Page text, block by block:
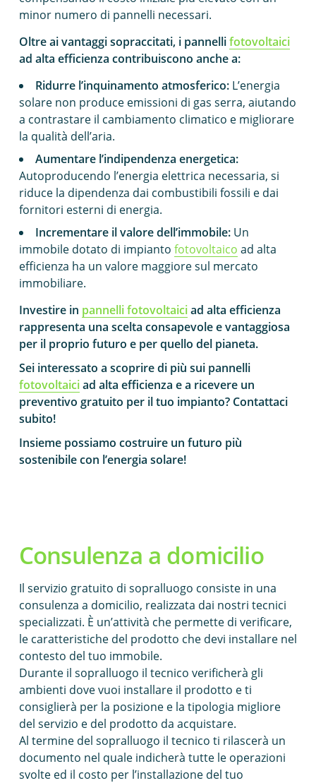
minor numero di pannelli necessari.
Oltre ai vantaggi sopraccitati, i pannellifotovoltaici
ad alta efficienza contribuiscono anche a:
Ridurre l’inquinamento atmosferico:L’energia
solare non produce emissioni di gas serra, aiutando
a contrastare il cambiamento climatico e migliorare
la qualità dell’aria.
Aumentare l’indipendenza energetica:
Autoproducendo l’energia elettrica necessaria, si
riduce la dipendenza dai combustibili fossili e dai
fornitori esterni di energia.
Incrementare il valore dell’immobile:Un
immobile dotato di impianto fotovoltaico ad alta
efficienza ha un valore maggiore sul mercato
immobiliare.
Investire in pannelli fotovoltaiciad alta efficienza
rappresenta una scelta consapevole e vantaggiosa
per il proprio futuro e per quello del pianeta.
Sei interessato a scoprire di più sui pannelli
fotovoltaiciad alta efficienza e a ricevere un
preventivo gratuito per il tuo impianto? Contattaci
subito!
Insieme possiamo costruire un futuro più
sostenibile con l’energia solare!
Consulenza a domicilio
Il servizio gratuito di sopralluogo consiste in una
consulenza a domicilio, realizzata dai nostri tecnici
specializzati. È un’attività che permette di verificare,
le caratteristiche del prodotto che devi installare nel
contesto del tuo immobile.
Durante il sopralluogo il tecnico verificherà gli
ambienti dove vuoi installare il prodotto e ti
consiglierà per la posizione e la tipologia migliore
del servizio e del prodotto da acquistare.
Al termine del sopralluogo il tecnico ti rilascerà un
documento nel quale indicherà tutte le operazioni
svolte ed il costo per l’installazione del tuo